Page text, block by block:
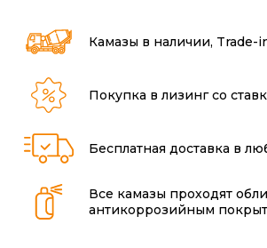
Камазы в наличии, Trade-
Покупка в лизинг со
Бесплатная доставка в
Все камазы проходят
антикоррозийным